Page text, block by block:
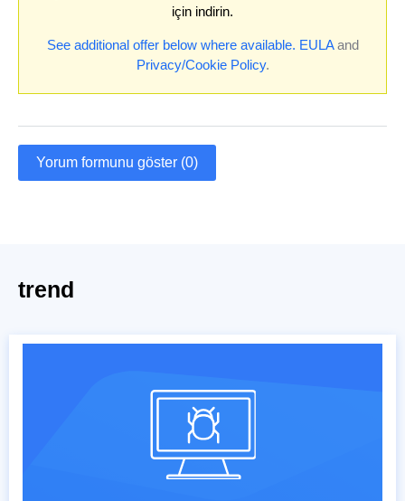
için indirin.
See additional offer below where available. EULAand
Privacy/Cookie Policy.
Yorum formunu göster (0)
trend